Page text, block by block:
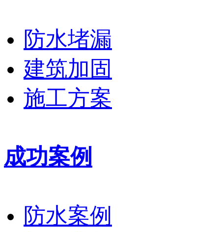
防水堵漏
建筑加固
施工方案
成功案例
防水案例